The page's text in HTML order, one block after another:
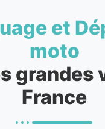
et
moto
grandes
France